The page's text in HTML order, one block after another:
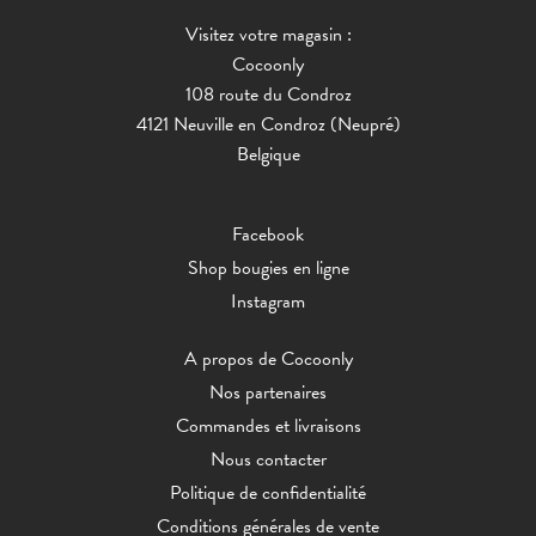
Visitez votre magasin :
Cocoonly
108 route du Condroz
4121 Neuville en Condroz (Neupré)
Belgique
Facebook
Shop bougies en ligne
Instagram
A propos de Cocoonly
Nos partenaires
Commandes et livraisons
Nous contacter
Politique de confidentialité
Conditions générales de vente